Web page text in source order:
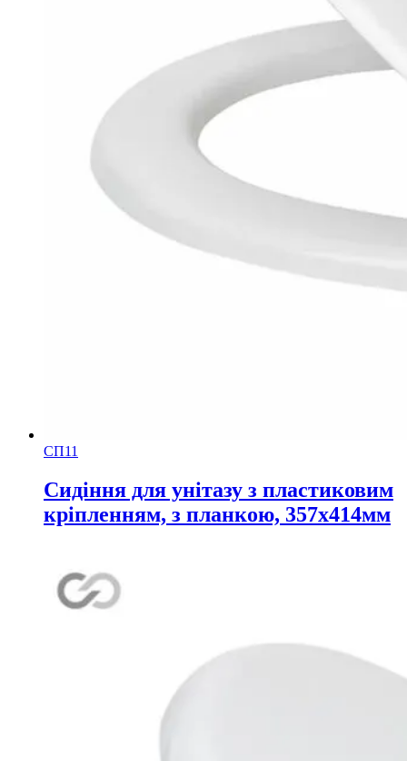
СП11
Сидіння для унітазу з пластиковим
кріпленням, з планкою, 357х414мм